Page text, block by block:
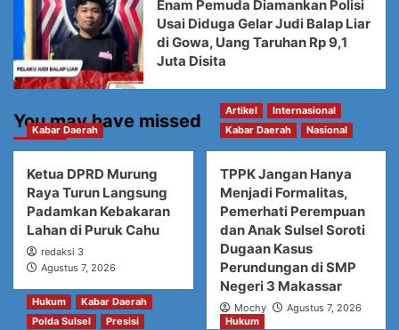
Enam Pemuda Diamankan Polisi
Usai Diduga Gelar Judi Balap Liar
di Gowa, Uang Taruhan Rp 9,1
Juta Disita
You may have missed
Kabar Daerah
Ketua DPRD Murung
Raya Turun Langsung
Padamkan Kebakaran
Lahan di Puruk Cahu
redaksi 3
Agustus 7, 2026
Artikel
Internasional
Kabar Daerah
Nasional
TPPK Jangan Hanya
Menjadi Formalitas,
Pemerhati Perempuan
dan Anak Sulsel Soroti
Dugaan Kasus
Perundungan di SMP
Negeri 3 Makassar
Mochy Agustus 7, 2026
Hukum
Kabar Daerah
Polda Sulsel
Presisi Hukum